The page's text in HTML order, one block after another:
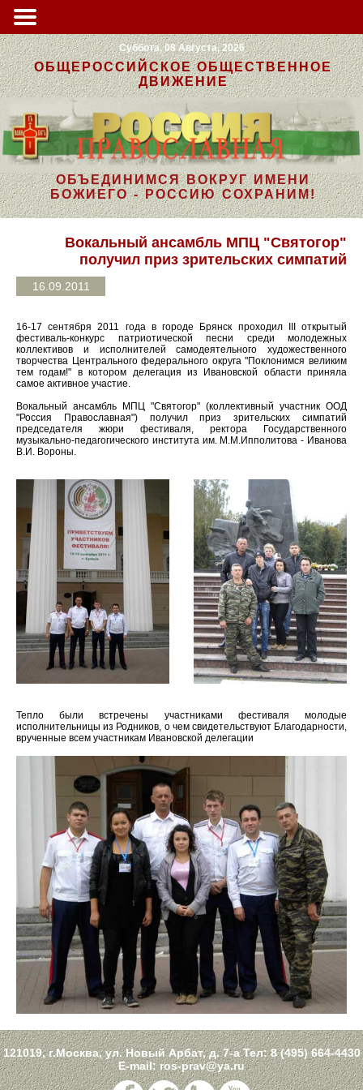
Суббота, 08 Августа, 2026
ОБЩЕРОССИЙСКОЕ ОБЩЕСТВЕННОЕ
ДВИЖЕНИЕ
ОБЪЕДИНИМСЯ ВОКРУГ ИМЕНИ
БОЖИЕГО - РОССИЮ СОХРАНИМ!
Вокальный ансамбль МПЦ "Святогор"
получил приз зрительских симпатий
16.09.2011
16-17 сентября 2011 года в городе Брянск проходил III открытый
фестиваль-конкурс патриотической песни среди молодежных
коллективов и исполнителей самодеятельного художественного
творчества Центрального федерального округа "Поклонимся великим
тем годам!" в котором делегация из Ивановской области приняла
самое активное участие.
Вокальный ансамбль МПЦ "Святогор" (коллективный участник ООД
"Россия Православная") получил приз зрительских симпатий
председателя жюри фестиваля, ректора Государственного
музыкально-педагогического института им. М.М.Ипполитова - Иванова
В.И. Вороны.
Тепло были встречены участниками фестиваля молодые
исполнительницы из Родников, о чем свидетельствуют Благодарности,
врученные всем участникам Ивановской делегации
121019, г.Москва, ул. Новый Арбат, д. 7-а Тел:8 (495) 664-4430
E-mail:ros-prav@ya.ru